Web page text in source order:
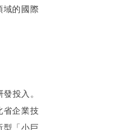
域的國際
投入。
省企業技
型「小巨